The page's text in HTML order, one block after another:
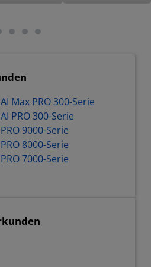
Max PRO 300-Serie
PRO 300-Serie
9000-Serie
8000-Serie
7000-Serie